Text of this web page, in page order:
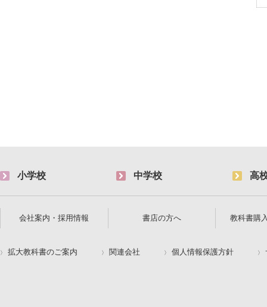
小学校 中学校 高
会社案内・採用情報 書店の方へ 教科書購
拡大教科書のご案内 関連会社 個人情報保護方針